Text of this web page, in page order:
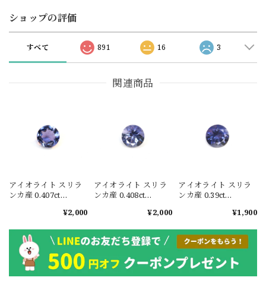
ショップの評価
すべて 891 16 3
関連商品
アイオライト スリラ
ンカ産 0.407ct
¥2,000
アイオライト スリラ
ンカ産 0.408ct
¥2,000
アイオライト スリラ
ンカ産 0.39ct
¥1,900